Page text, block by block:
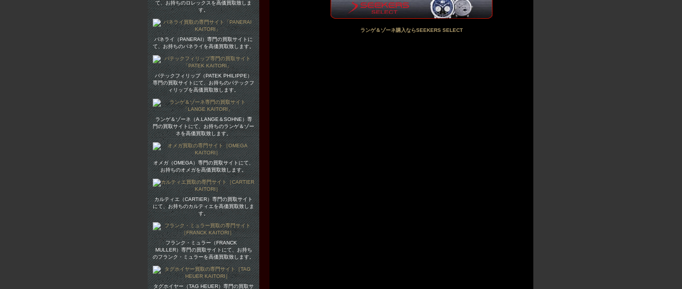
ランゲ＆ゾーネ購入ならSEEKERS SELECT
て、お持ちのロレックスを高価買取致しま
す。
パネライ（PANERAI）専門の買取サイトに
て、お持ちのパネライを高価買取致します。
パテックフィリップ（PATEK PHILIPPE）
専門の買取サイトにて、お持ちのパテックフ
ィリップを高価買取致します。
ランゲ＆ゾーネ（A.LANGE＆SOHNE）専
門の買取サイトにて、お持ちのランゲ＆ゾー
ネを高価買取致します。
オメガ（OMEGA）専門の買取サイトにて、
お持ちのオメガを高価買取致します。
カルティエ（CARTIER）専門の買取サイト
にて、お持ちのカルティエを高価買取致しま
す。
フランク・ミュラー（FRANCK
MULLER）専門の買取サイトにて、お持ち
のフランク・ミュラーを高価買取致します。
タグホイヤー（TAG HEUER）専門の買取サ